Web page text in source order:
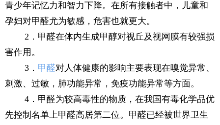
青少年记忆力和智力下降。在所有接触者中，儿童和
孕妇对甲醛尤为敏感，危害也就更大。
2．甲醛在体内生成甲醇对视丘及视网膜有较强损
害作用。
3． 甲醛对人体健康的影响主要表现在嗅觉异常、
刺激、过敏，肺功能异常，免疫功能异常等方面。
4．甲醛为较高毒性的物质，在我国有毒化学品优
先控制名单上甲醛高居第二位。甲醛已经被世界卫生